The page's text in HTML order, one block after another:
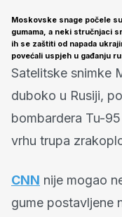
Moskovske snage počele
gumama, a neki stručnjaci
ih se zaštiti od napada
povećali uspjeh u gađanju
Satelitske snimke
duboko u Rusiji,
bombardera Tu-
vrhu trupa
CNN nije mogao
gume postavljene